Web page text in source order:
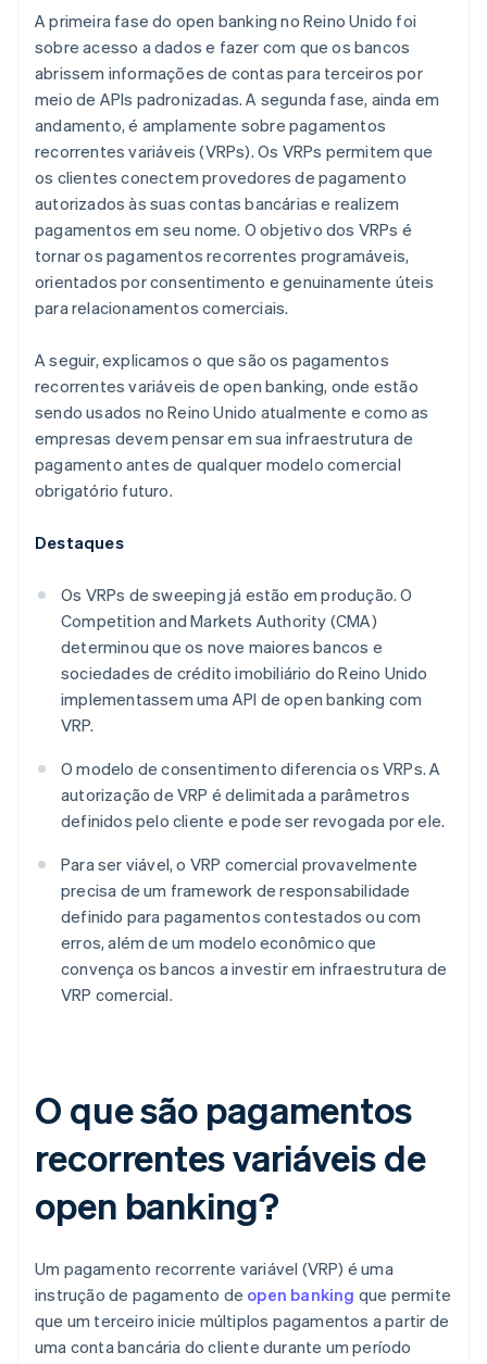
A primeira fase do open banking no Reino Unido foi
sobre acesso a dados e fazer com que os bancos
abrissem informações de contas para terceiros por
meio de APIs padronizadas. A segunda fase, ainda em
andamento, é amplamente sobre pagamentos
recorrentes variáveis (VRPs). Os VRPs permitem que
os clientes conectem provedores de pagamento
autorizados às suas contas bancárias e realizem
pagamentos em seu nome. O objetivo dos VRPs é
tornar os pagamentos recorrentes programáveis,
orientados por consentimento e genuinamente úteis
para relacionamentos comerciais.
A seguir, explicamos o que são os pagamentos
recorrentes variáveis de open banking, onde estão
sendo usados no Reino Unido atualmente e como as
empresas devem pensar em sua infraestrutura de
pagamento antes de qualquer modelo comercial
obrigatório futuro.
Destaques
Os VRPs de sweeping já estão em produção. O
Competition and Markets Authority (CMA)
determinou que os nove maiores bancos e
sociedades de crédito imobiliário do Reino Unido
implementassem uma API de open banking com
VRP.
O modelo de consentimento diferencia os VRPs. A
autorização de VRP é delimitada a parâmetros
definidos pelo cliente e pode ser revogada por ele.
Para ser viável, o VRP comercial provavelmente
precisa de um framework de responsabilidade
definido para pagamentos contestados ou com
erros, além de um modelo econômico que
convença os bancos a investir em infraestrutura de
VRP comercial.
O que são pagamentos
recorrentes variáveis de
open banking?
Um pagamento recorrente variável (VRP) é uma
instrução de pagamento de open banking que permite
que um terceiro inicie múltiplos pagamentos a partir de
uma conta bancária do cliente durante um período